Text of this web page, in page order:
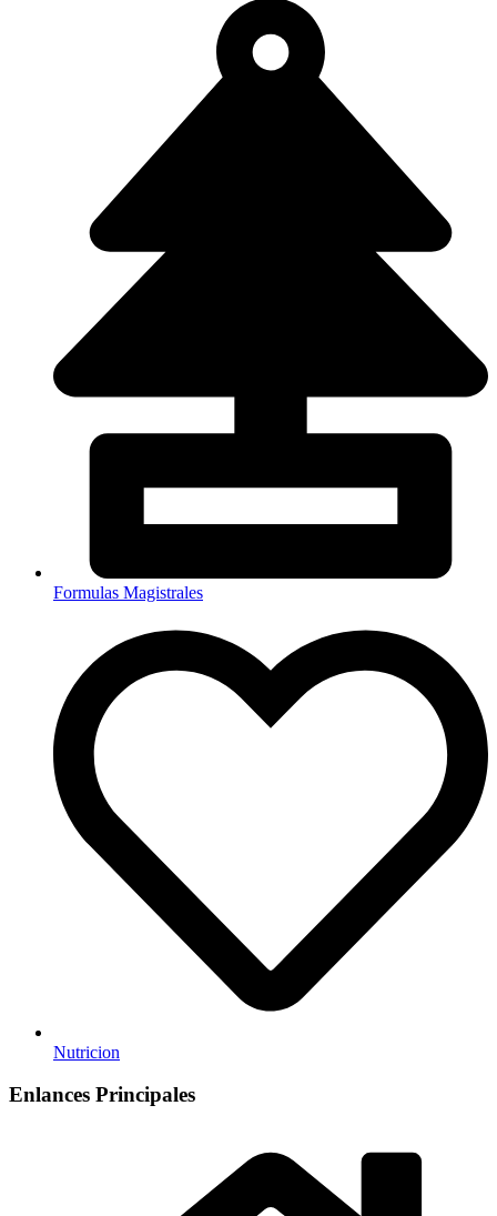
Formulas Magistrales
Nutricion
Enlances Principales